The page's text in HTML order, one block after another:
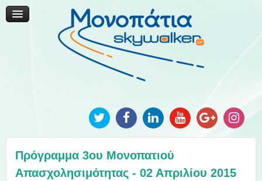
Μονοπάτια Καινοτομίας
Μονοπάτια Τοπικής Ανάπτυξης
Ανακοινώσεις
Φωτογραφίες
Πρόγραμμα 3ου Μονοπατιού
Απασχολησιμότητας - 02 Απριλίου 2015